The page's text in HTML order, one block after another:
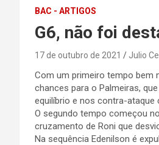
BAC - ARTIGOS
G6, não foi
17 de outubro de 2021 Julio
Com um primeiro tempo bem
chances para o Palmeiras,
equilíbrio e nos contra-
O segundo tempo começou
cruzamento de Roni que
Na sequência Edenilson é